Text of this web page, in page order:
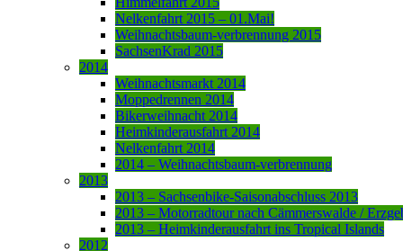
Nelkenfahrt 2015 – 01.Mai!
Weihnachtsbaum-verbrennung 2015
SachsenKrad 2015
2014
Weihnachtsmarkt 2014
Moppedrennen 2014
Bikerweihnacht 2014
Heimkinderausfahrt 2014
Nelkenfahrt 2014
2014 – Weihnachtsbaum-verbrennung
2013
2013 – Sachsenbike-Saisonabschluss 2013
2013 – Motorradtour nach Cämmerswalde /
2013 – Heimkinderausfahrt ins Tropical Islands
2012